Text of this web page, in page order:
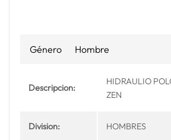
Género Hombre
Descripcion:
HIDRAULIO
ZEN
Division: HOMBRES